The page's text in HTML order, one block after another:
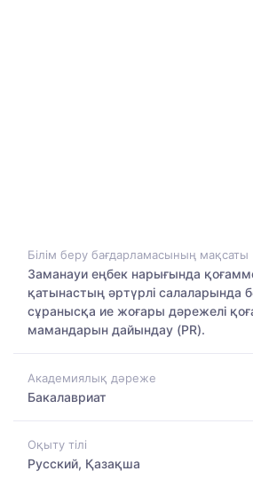
Білім беру бағдарламасының мақсаты
Заманауи еңбек нарығында
қатынастың әртүрлі салаларында
сұранысқа ие жоғары дәрежелі
мамандарын дайындау (PR).
Академиялық дәреже
Бакалавриат
Оқыту тілі
Русский, Қазақша